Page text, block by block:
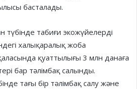
басталады.
түбінде табиғи экожүйелерді
халықаралық жоба
қуаттылығы 3 млн данаға
бар тәлімбақ салынды.
тағы бір тәлімбақ салу және